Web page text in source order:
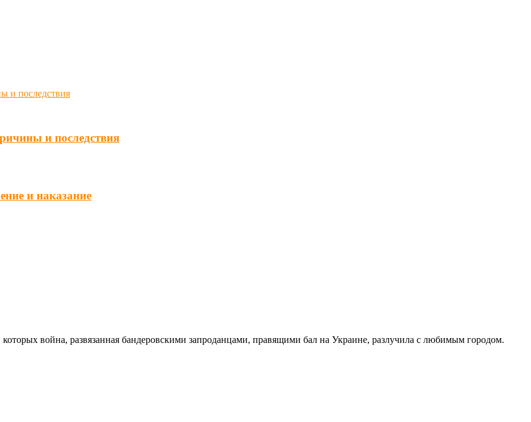
и последствия
и наказание
война, развязанная бандеровскими запроданцами, правящими бал на Украине, разлучила с любимым городом.